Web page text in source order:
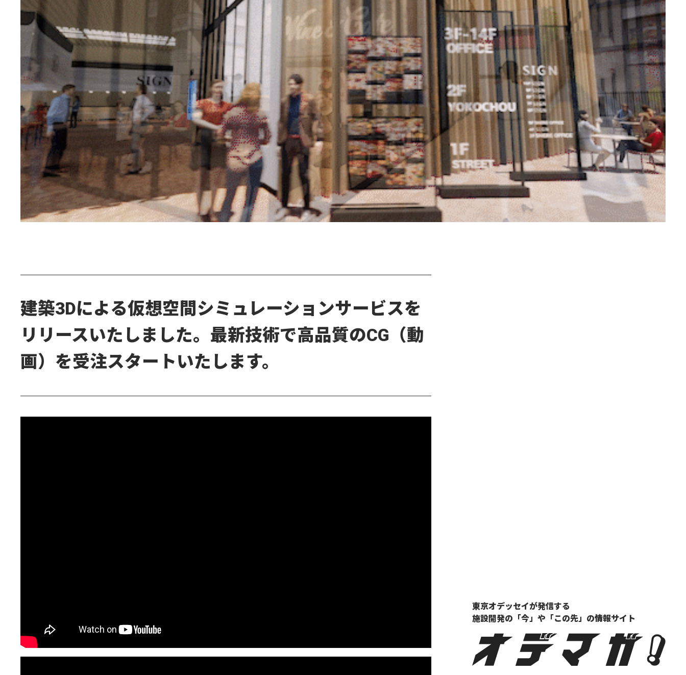
建築3Dによる仮想空間シミュレーションサービスを
リリースいたしました。最新技術で高品質のCG（動
画）を受注スタートいたします。
東京オデッセイが発信する
施設開発の「今」や「この先」の情報サイト